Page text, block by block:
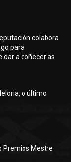
colabora
para
dar a coñecer as
o último
Premios Mestre